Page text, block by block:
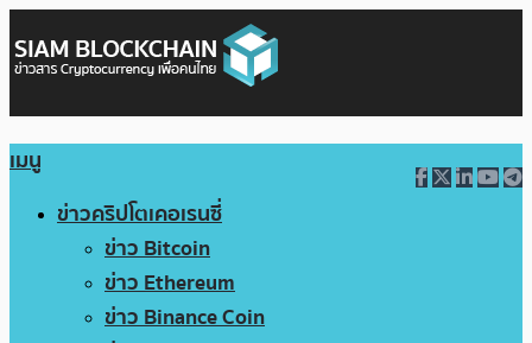
เมนู
ข่าวคริปโตเคอเรนซี่
ข่าว Bitcoin
ข่าว Ethereum
ข่าว Binance Coin